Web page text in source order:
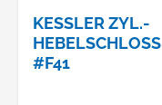
KESSLER ZYL.-
HEBELSCHLOSS
#F41